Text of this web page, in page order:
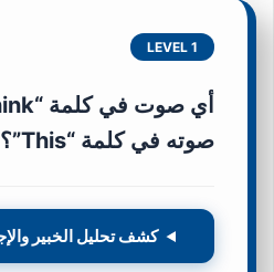
LEVEL 1
صوته في كلمة “This”؟
كشف تحليل الخبير